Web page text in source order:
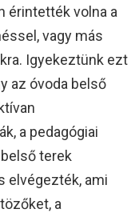
érintették volna a
vagy más
Igyekeztünk ezt
az óvoda belső
a pedagógiai
terek
elvégezték, ami
a